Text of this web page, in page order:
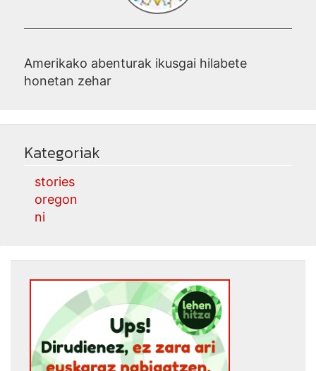
Amerikako abenturak ikusgai hilabete
honetan zehar
Kategoriak
stories
oregon
ni